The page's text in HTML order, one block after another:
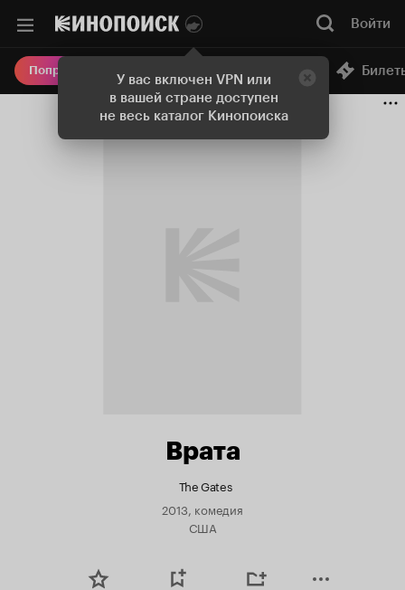
У вас включен VPN или
в вашей стране доступен
не весь каталог Кинопоиска
Войти
Попробовать Плюс Онлайн-кинотеатр
Врата
The Gates
2013, комедия
США